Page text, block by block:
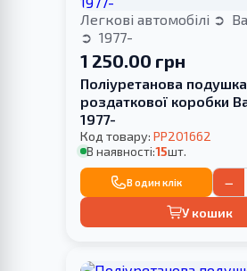
Легкові автомобілі
1977-
1 250.00 грн
Поліуретанова подушка
роздаткової коробки
1977-
Код товару: PP201662
В наявності:15шт.
В один клік −
У кошик